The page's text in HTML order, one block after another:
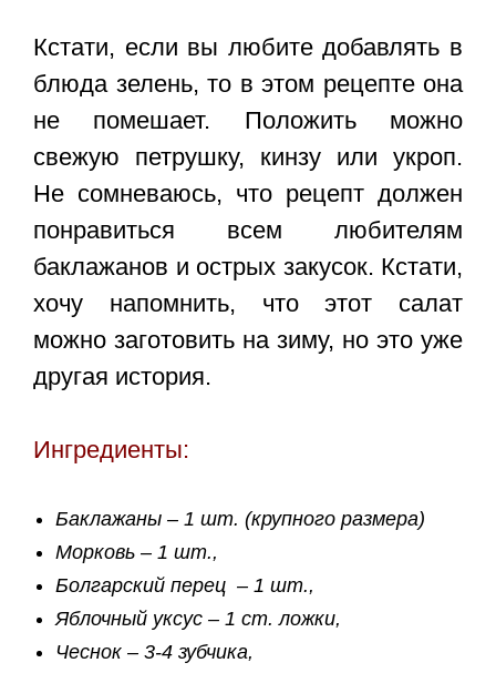
Кстати, если вы любите добавлять в
блюда зелень, то в этом рецепте она
не помешает. Положить можно
свежую петрушку, кинзу или укроп.
Не сомневаюсь, что рецепт должен
понравиться всем любителям
баклажанов и острых закусок. Кстати,
хочу напомнить, что этот салат
можно заготовить на зиму, но это уже
другая история.
Ингредиенты:
Баклажаны – 1 шт. (крупного размера)
Морковь – 1 шт.,
Болгарский перец – 1 шт.,
Яблочный уксус – 1 ст. ложки,
Чеснок – 3-4 зубчика,